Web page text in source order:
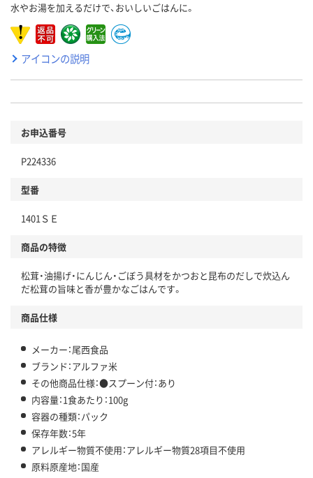
水やお湯を加えるだけで、おいしいごはんに。
アイコンの説明
お申込番号
P224336
型番
1401ＳＥ
商品の特徴
松茸・油揚げ・にんじん・ごぼう具材をかつおと昆布のだしで炊込ん
だ松茸の旨味と香が豊かなごはんです。
商品仕様
メーカー：尾西食品
ブランド：アルファ米
その他商品仕様：●スプーン付：あり
内容量：1食あたり：100g
容器の種類：パック
保存年数：5年
アレルギー物質不使用：アレルギー物質28項目不使用
原料原産地：国産